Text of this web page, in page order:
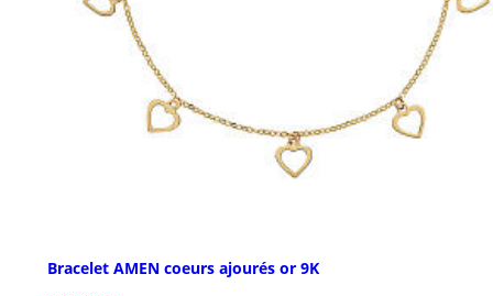
Bracelet AMEN coeurs ajourés or 9K